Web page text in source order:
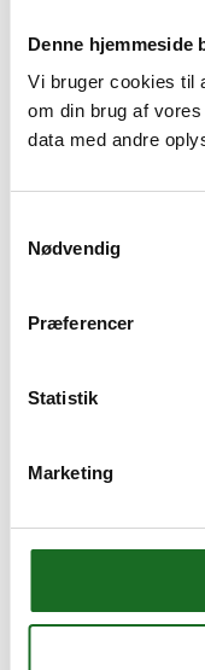
Denne hjemmeside
Vi bruger cookies til
om din brug af
data med andre
Nødvendig
Præferencer
Statistik
Marketing